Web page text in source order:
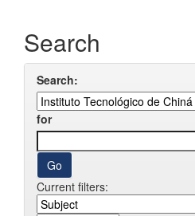
Search
Search:
for
Current filters: